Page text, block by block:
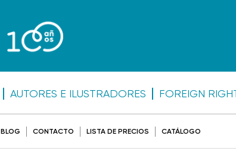
AUTORES E ILUSTRADORES FOREIGN
BLOG CONTACTO LISTA DE PRECIOS CATÁLOGO